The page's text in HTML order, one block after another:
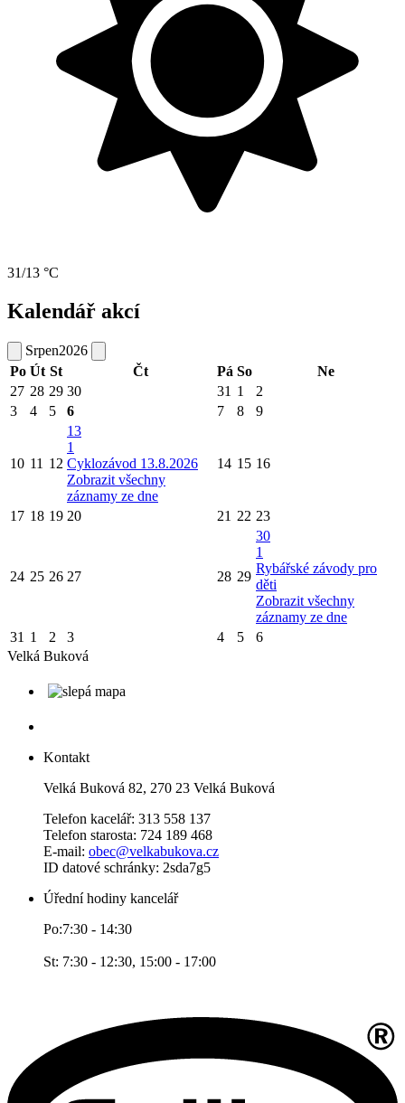
31/13 °C
Kalendář akcí
Srpen2026
Po Út St Čt Pá So
Ne
27 28 29 30 31 1
2
3
4 5 6 7 8 9
10 11 12
13
1
Cyklozávod 13.8.2026
Zobrazit všechny
záznamy ze dne
14 15 16
17 18 19 20 21 22 23
24 25 26 27 28 29
30
1
Rybářské závody pro
děti
Zobrazit všechny
záznamy ze dne
31 1 2 3 4 5
6
Velká Buková
Kontakt
Velká Buková 82, 270 23 Velká Buková
Telefon kacelář: 313 558 137
Telefon starosta: 724 189 468
E-mail: obec@velkabukova.cz
ID datové schránky: 2sda7g5
Úřední hodiny kancelář
Po:7:30 - 14:30
St: 7:30 - 12:30, 15:00 - 17:00